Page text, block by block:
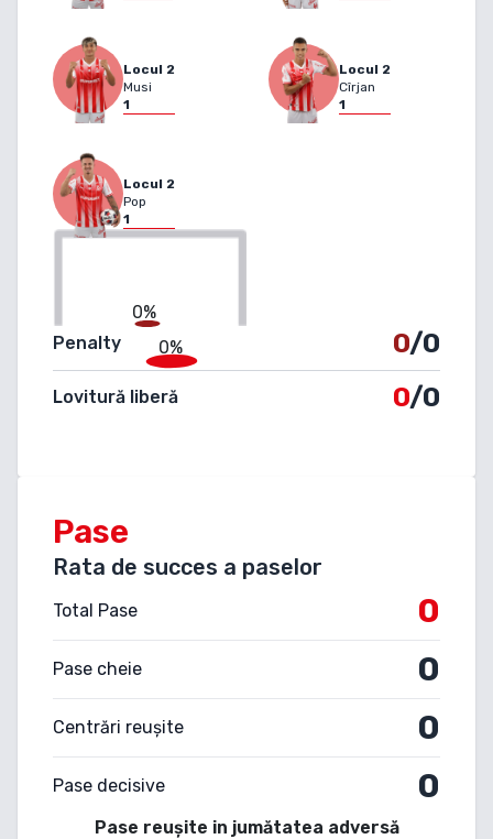
Locul 2
Musi
1
Locul 2
Cîrjan
1
Locul 2
Pop
1
0%
0%
Penalty 0/0
Lovitură liberă 0/0
Pase
Rata de succes a paselor
Total Pase 0
Pase cheie 0
Centrări reușite 0
Pase decisive 0
Pase reușite in jumătatea adversă